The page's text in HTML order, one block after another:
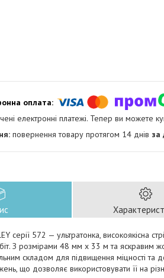
електронні платежі. Тепер ви можете
повернення товару протягом 14 днів за
серії 572 — ультратонка, високоякісна
З розмірами 48 мм х 33 м та яскравим
складом для підвищення міцності та
що дозволяє використовувати її на